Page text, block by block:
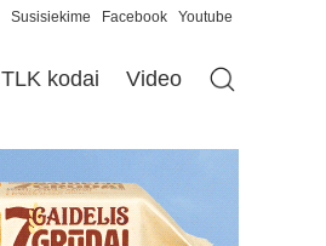
Susisiekime Facebook Youtube
TLK kodai Video